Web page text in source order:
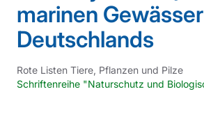
marinen Gewässer
Deutschlands
Rote Listen Tiere, Pflanzen und Pilze
Schriftenreihe "Naturschutz und